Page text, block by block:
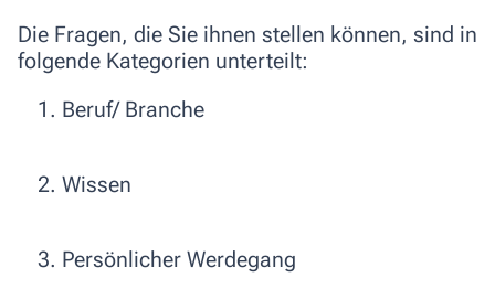
Die Fragen, die Sie ihnen stellen können, sind in
folgende Kategorien unterteilt:
Beruf/ Branche
Wissen
Persönlicher Werdegang